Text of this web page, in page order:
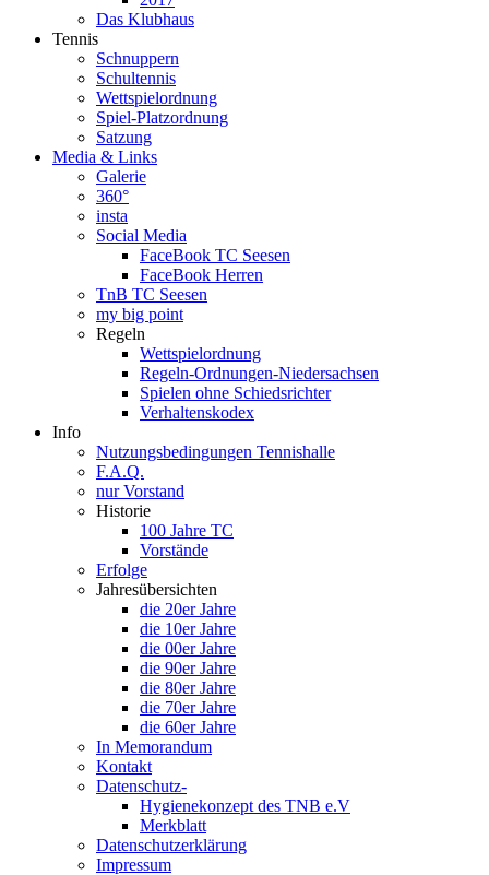
Das Klubhaus
Tennis
Schnuppern
Schultennis
Wettspielordnung
Spiel-Platzordnung
Satzung
Media & Links
Galerie
360°
insta
Social Media
FaceBook TC Seesen
FaceBook Herren
TnB TC Seesen
my big point
Regeln
Wettspielordnung
Regeln-Ordnungen-Niedersachsen
Spielen ohne Schiedsrichter
Verhaltenskodex
Info
Nutzungsbedingungen Tennishalle
F.A.Q.
nur Vorstand
Historie
100 Jahre TC
Vorstände
Erfolge
Jahresübersichten
die 20er Jahre
die 10er Jahre
die 00er Jahre
die 90er Jahre
die 80er Jahre
die 70er Jahre
die 60er Jahre
In Memorandum
Kontakt
Datenschutz-
Hygienekonzept des TNB e.V
Merkblatt
Datenschutzerklärung
Impressum